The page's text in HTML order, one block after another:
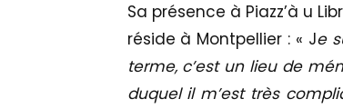
Sa présence à Piazz’à u
réside à Montpellier : « Je
terme, c’est un lieu de
duquel il m’est très